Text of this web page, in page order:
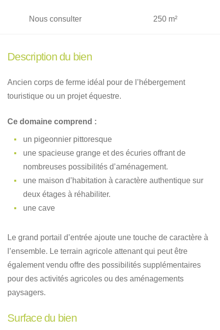
Nous consulter 250 m²
Description du bien
Ancien corps de ferme idéal pour de l’hébergement
touristique ou un projet équestre.
Ce domaine comprend :
un pigeonnier pittoresque
une spacieuse grange et des écuries offrant de
nombreuses possibilités d’aménagement.
une maison d’habitation à caractère authentique sur
deux étages à réhabiliter.
une cave
Le grand portail d’entrée ajoute une touche de caractère à
l’ensemble. Le terrain agricole attenant qui peut être
également vendu offre des possibilités supplémentaires
pour des activités agricoles ou des aménagements
paysagers.
Surface du bien